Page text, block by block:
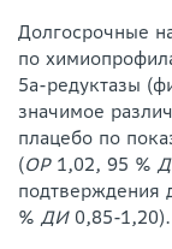
Долгосрочные
по
5а-редуктазы
значимое
плацебо по
(ОР1,02, 95 %
подтверждения
% ДИ0,85-1,20).